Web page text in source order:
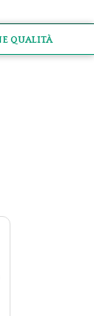
qualità